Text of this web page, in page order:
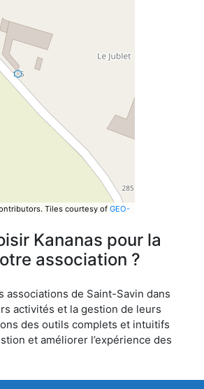
Tiles courtesy of GEO-
Kananas pour la
association ?
associations de Saint-Savin dans
activités et la gestion de leurs
des outils complets et intuitifs
et améliorer l’expérience des